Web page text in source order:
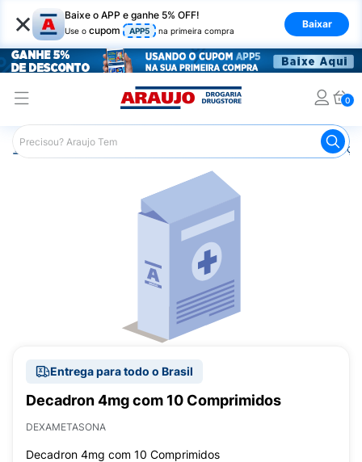
× Baixe o APP e ganhe 5% OFF!
Use o cupom APP5 na primeira compra
Baixar
0
Araujo Medicamentos Remédios para Alergias e
Entrega para todo o Brasil
Decadron 4mg com 10 Comprimidos
DEXAMETASONA
Decadron 4mg com 10 Comprimidos